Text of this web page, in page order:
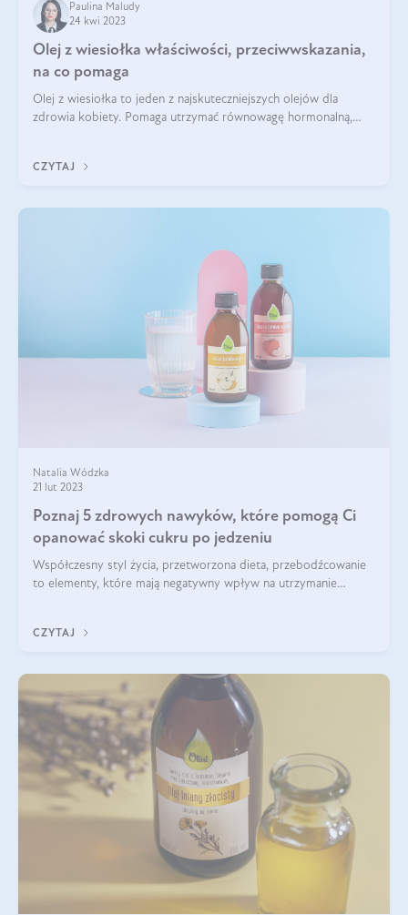
Paulina Maludy
24 kwi 2023
Olej z wiesiołka właściwości, przeciwwskazania,
na co pomaga
Olej z wiesiołka to jeden z najskuteczniejszych olejów dla
zdrowia kobiety. Pomaga utrzymać równowagę hormonalną,
CZYTAJ
Natalia Wódzka
21 lut 2023
Poznaj 5 zdrowych nawyków, które pomogą Ci
opanować skoki cukru po jedzeniu
Współczesny styl życia, przetworzona dieta, przebodźcowanie
to elementy, które mają negatywny wpływ na utrzymanie
CZYTAJ